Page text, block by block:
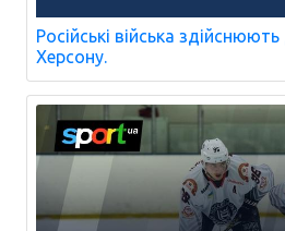
Російські війська
Херсону.